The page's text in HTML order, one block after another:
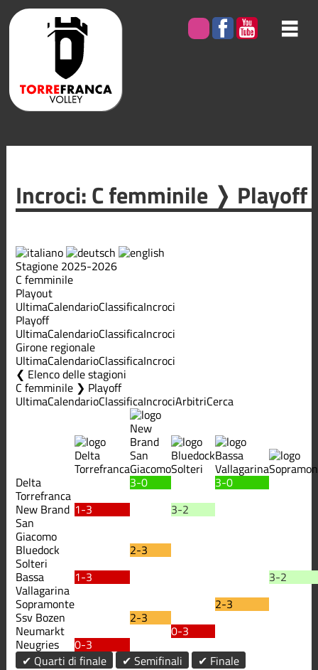
Incroci: C femminile ❭ Playoff
Stagione 2025-2026
C femminile
Playout
UltimaCalendarioClassificaIncroci
Playoff
UltimaCalendarioClassificaIncroci
Girone regionale
UltimaCalendarioClassificaIncroci
Elenco delle stagioni
C femminile ❯ Playoff
UltimaCalendarioClassificaIncrociArbitriCerca
Delta
Torrefranca
3-0
3-0
New Brand
San
Giacomo
1-3 3-2
Bluedock
Solteri
2-3
Bassa
Vallagarina
1-3
3-2
Sopramonte
2-3
Ssv Bozen 2-3
Neumarkt 0-3
Neugries
0-3
✔ Quarti di finale
✔ Semifinali ✔ Finale